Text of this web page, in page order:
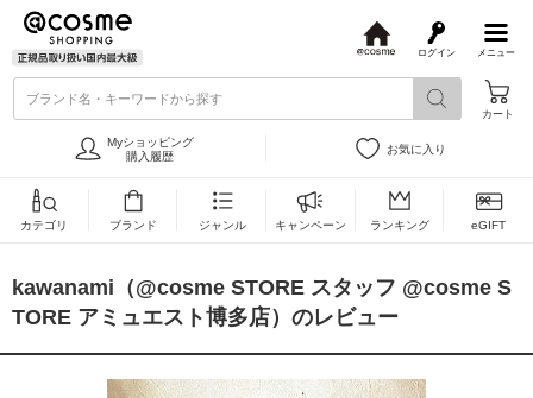
メニュー
ログイン
s
ブランド名・キーワードから探す
カート
Myショッピング
購入履歴
お気に入り
カテゴリ ブランド ジャンル キャンペーン ランキング eGIFT
kawanami（@cosme STORE スタッフ @cosme S
TORE アミュエスト博多店）のレビュー